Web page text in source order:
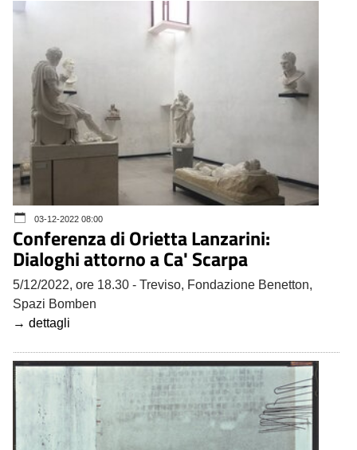
03-12-2022 08:00
Conferenza di Orietta Lanzarini:
Dialoghi attorno a Ca' Scarpa
5/12/2022, ore 18.30 - Treviso, Fondazione Benetton,
Spazi Bomben
→ dettagli